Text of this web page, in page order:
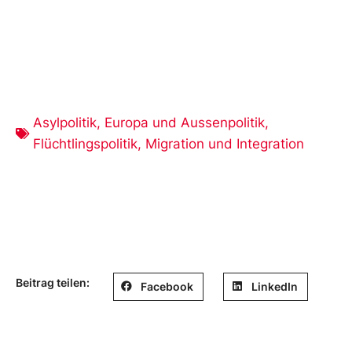
Asylpolitik, Europa und Aussenpolitik,
Flüchtlingspolitik, Migration und Integration
Beitrag teilen: Facebook LinkedIn